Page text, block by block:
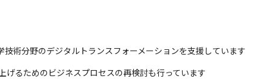
術分野のデジタルトランスフォーメーションを支援しています
るためのビジネスプロセスの再検討も行っています